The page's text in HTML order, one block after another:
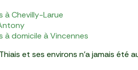
à Chevilly-Larue
à domicile à Vincennes
et ses environs n'a jamais été